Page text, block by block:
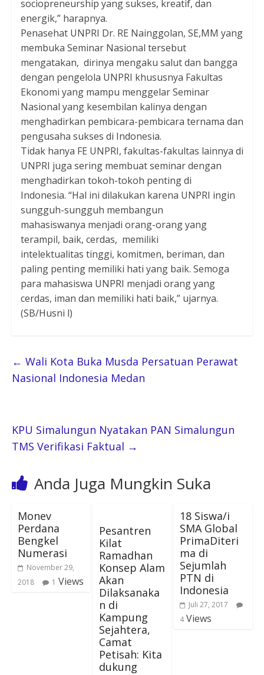
sociopreneurship yang sukses, kreatif, dan
energik,” harapnya.
Penasehat UNPRI Dr. RE Nainggolan, SE,MM yang
membuka Seminar Nasional tersebut
mengatakan, dirinya mengaku salut dan bangga
dengan pengelola UNPRI khususnya Fakultas
Ekonomi yang mampu menggelar Seminar
Nasional yang kesembilan kalinya dengan
menghadirkan pembicara-pembicara ternama dan
pengusaha sukses di Indonesia.
Tidak hanya FE UNPRI, fakultas-fakultas lainnya di
UNPRI juga seringmembuat seminar dengan
menghadirkan tokoh-tokoh penting di
Indonesia. “Hal ini dilakukan karena UNPRI ingin
sungguh-sungguh membangun
mahasiswanya menjadi orang-orang yang
terampil, baik, cerdas, memiliki
intelektualitas tinggi, komitmen, beriman, dan
paling penting memiliki hati yang baik. Semoga
para mahasiswa UNPRI menjadi orang yang
cerdas, iman dan memiliki hati baik,” ujarnya.
(SB/Husni l)
← Wali Kota Buka Musda Persatuan Perawat
Nasional Indonesia Medan
KPU Simalungun Nyatakan PAN Simalungun
TMS Verifikasi Faktual →
Anda Juga Mungkin Suka
Monev
Perdana
Bengkel
Numerasi
November 29,
2018
1 Views
Pesantren
Kilat
Ramadhan
Konsep Alam
Akan
Dilaksanaka
n di
Kampung
Sejahtera,
Camat
Petisah: Kita
dukung
18 Siswa/i
SMA Global
PrimaDiteri
ma di
Sejumlah
PTN di
Indonesia
Juli 27, 2017
4 Views